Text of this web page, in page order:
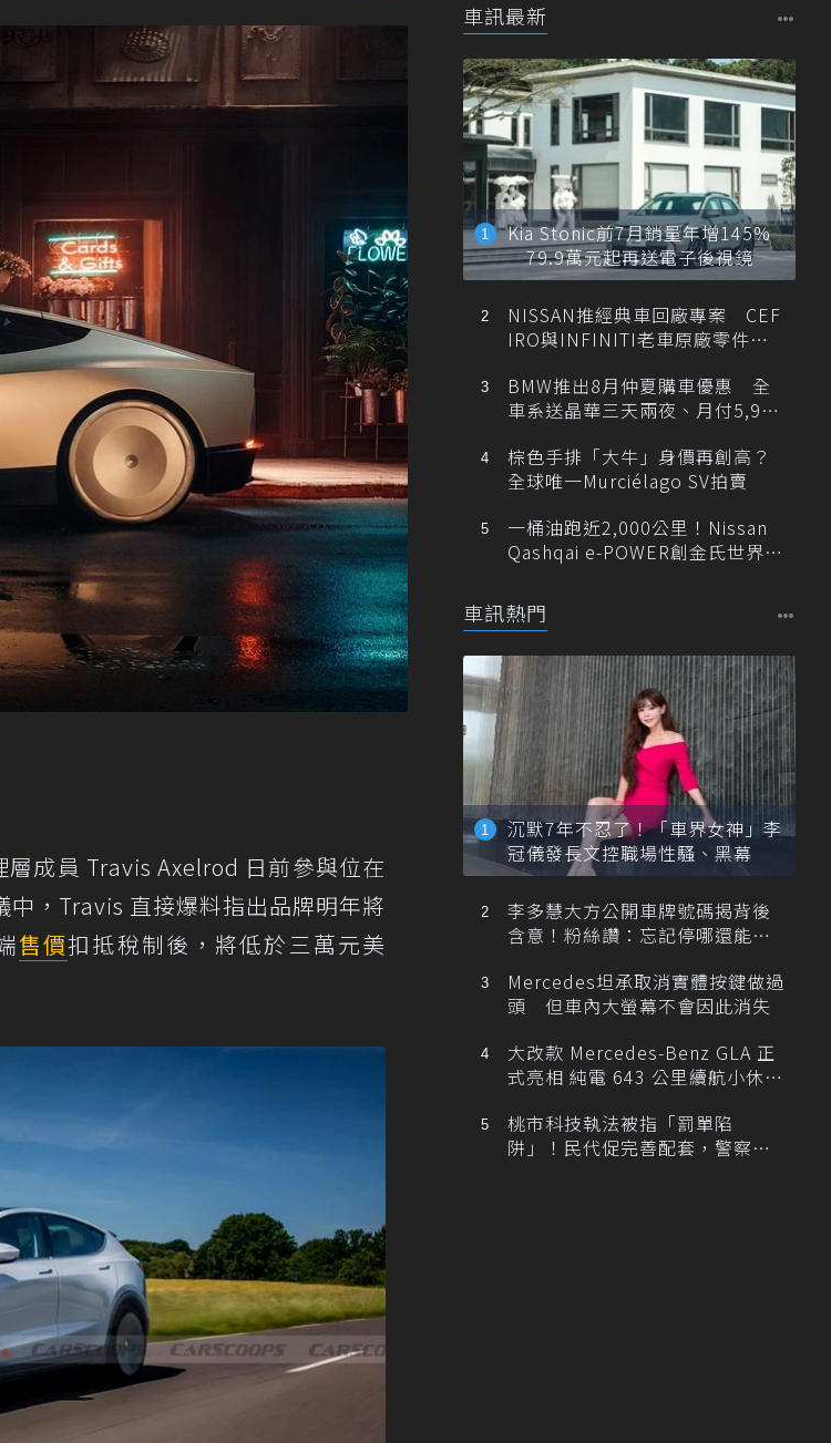
層成員 Travis Axelrod 日前參與位在
，Travis 直接爆料指出品牌明年將
售價扣抵稅制後，將低於三萬元美
車訊最新
Kia Stonic前7月銷量年增145%
79.9萬元起再送電子後視鏡
NISSAN推經典車回廠專案 CEF
IRO與INFINITI老車原廠零件最
BMW推出8月仲夏購車優惠 全
車系送晶華三天兩夜、月付5,900
棕色手排「大牛」身價再創高？
全球唯一Murciélago SV拍賣
一桶油跑近2,000公里！Nissan
Qashqai e-POWER創金氏世界紀
車訊熱門
沉默7年不忍了！「車界女神」李
冠儀發長文控職場性騷、黑幕
李多慧大方公開車牌號碼揭背後
含意！粉絲讚：忘記停哪還能幫
Mercedes坦承取消實體按鍵做過
頭 但車內大螢幕不會因此消失
大改款 Mercedes-Benz GLA 正
式亮相 純電 643 公里續航小休
桃市科技執法被指「罰單陷
阱」！民代促完善配套，警察局